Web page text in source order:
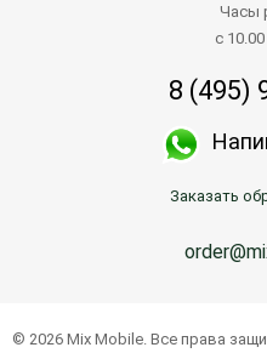
Часы
с
8 (495)
Заказать
© 2026 Mix Mobile. Все права